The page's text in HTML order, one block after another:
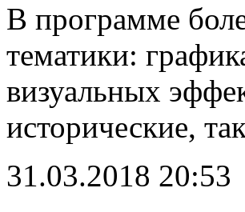
В программе
тематики:
визуальных
исторические,
31.03.2018 20:53